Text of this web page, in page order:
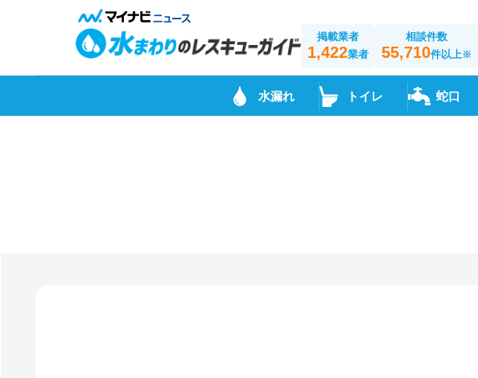
掲載業者
1,422業者
相談件数
55,710件以上※
水漏れ トイレ 蛇口